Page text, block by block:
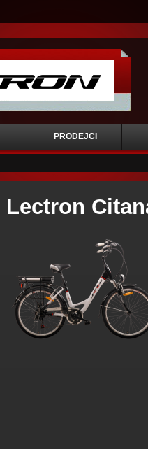
PRODEJCI
Lectron